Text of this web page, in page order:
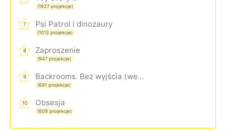
(1927 projekcje)
7 Psi Patrol i dinozaury
(1013 projekcje)
8 Zaproszenie
(947 projekcje)
9 Backrooms. Bez wyjścia (wersja rozszerzona)
(691 projekcje)
10 Obsesja
(609 projekcje)